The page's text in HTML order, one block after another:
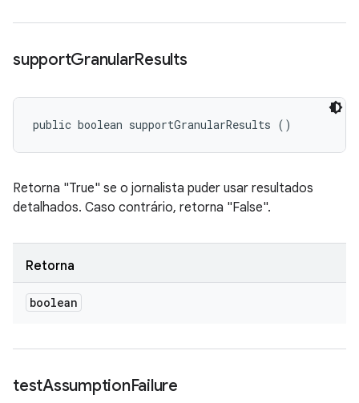
supportGranularResults
public boolean supportGranularResults ()
Retorna "True" se o jornalista puder usar resultados
detalhados. Caso contrário, retorna "False".
Retorna
boolean
testAssumptionFailure